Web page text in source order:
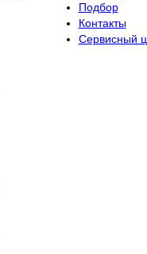
Подбор
Контакты
Сервисный